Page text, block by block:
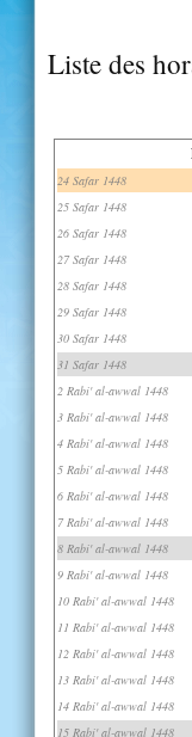
Liste des
24 Safar 1448
25 Safar 1448
26 Safar 1448
27 Safar 1448
28 Safar 1448
29 Safar 1448
30 Safar 1448
31 Safar 1448
2 Rabi' al-awwal 1448
3 Rabi' al-awwal 1448
4 Rabi' al-awwal 1448
5 Rabi' al-awwal 1448
6 Rabi' al-awwal 1448
7 Rabi' al-awwal 1448
8 Rabi' al-awwal 1448
9 Rabi' al-awwal 1448
10 Rabi' al-awwal 1448
11 Rabi' al-awwal 1448
12 Rabi' al-awwal 1448
13 Rabi' al-awwal 1448
14 Rabi' al-awwal 1448
15 Rabi' al-awwal 1448